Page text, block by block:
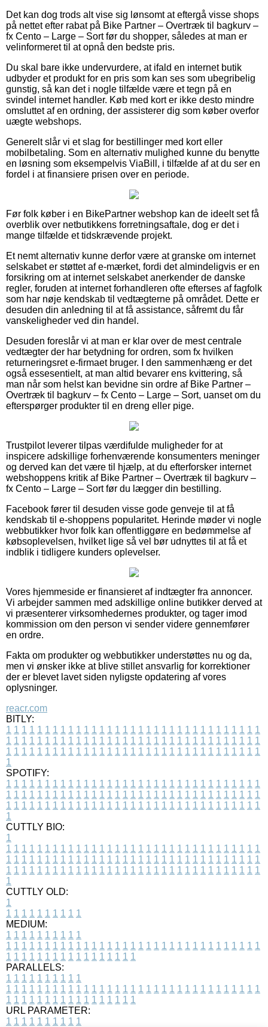
Det kan dog trods alt vise sig lønsomt at eftergå visse shops
på nettet efter rabat på Bike Partner – Overtræk til bagkurv –
fx Cento – Large – Sort før du shopper, således at man er
velinformeret til at opnå den bedste pris.
Du skal bare ikke undervurdere, at ifald en internet butik
udbyder et produkt for en pris som kan ses som ubegribelig
gunstig, så kan det i nogle tilfælde være et tegn på en
svindel internet handler. Køb med kort er ikke desto mindre
omsluttet af en ordning, der assisterer dig som køber overfor
uægte webshops.
Generelt slår vi et slag for bestillinger med kort eller
mobilbetaling. Som en alternativ mulighed kunne du benytte
en løsning som eksempelvis ViaBill, i tilfælde af at du ser en
fordel i at finansiere prisen over en periode.
Før folk køber i en BikePartner webshop kan de ideelt set få
overblik over netbutikkens forretningsaftale, dog er det i
mange tilfælde et tidskrævende projekt.
Et nemt alternativ kunne derfor være at granske om internet
selskabet er støttet af e-mærket, fordi det almindeligvis er en
forsikring om at internet selskabet anerkender de danske
regler, foruden at internet forhandleren ofte efterses af fagfolk
som har nøje kendskab til vedtægterne på området. Dette er
desuden din anledning til at få assistance, såfremt du får
vanskeligheder ved din handel.
Desuden foreslår vi at man er klar over de mest centrale
vedtægter der har betydning for ordren, som fx hvilken
returneringsret e-firmaet bruger. I den sammenhæng er det
også essesentielt, at man altid bevarer ens kvittering, så
man når som helst kan bevidne sin ordre af Bike Partner –
Overtræk til bagkurv – fx Cento – Large – Sort, uanset om du
efterspørger produkter til en dreng eller pige.
Trustpilot leverer tilpas værdifulde muligheder for at
inspicere adskillige forhenværende konsumenters meninger
og derved kan det være til hjælp, at du efterforsker internet
webshoppens kritik af Bike Partner – Overtræk til bagkurv –
fx Cento – Large – Sort før du lægger din bestilling.
Facebook fører til desuden visse gode genveje til at få
kendskab til e-shoppens popularitet. Herinde møder vi nogle
webbutikker hvor folk kan offentliggøre en bedømmelse af
købsoplevelsen, hvilket lige så vel bør udnyttes til at få et
indblik i tidligere kunders oplevelser.
Vores hjemmeside er finansieret af indtægter fra annoncer.
Vi arbejder sammen med adskillige online butikker derved at
vi præsenterer virksomhedernes produkter, og tager imod
kommission om den person vi sender videre gennemfører
en ordre.
Fakta om produkter og webbutikker understøttes nu og da,
men vi ønsker ikke at blive stillet ansvarlig for korrektioner
der er blevet lavet siden nyligste opdatering af vores
oplysninger.
reacr.com
BITLY:
1 1 1 1 1 1 1 1 1 1 1 1 1 1 1 1 1 1 1 1 1 1 1 1 1 1 1 1 1 1 1 1 1
1 1 1 1 1 1 1 1 1 1 1 1 1 1 1 1 1 1 1 1 1 1 1 1 1 1 1 1 1 1 1 1 1
1 1 1 1 1 1 1 1 1 1 1 1 1 1 1 1 1 1 1 1 1 1 1 1 1 1 1 1 1 1 1 1 1
1
SPOTIFY:
1 1 1 1 1 1 1 1 1 1 1 1 1 1 1 1 1 1 1 1 1 1 1 1 1 1 1 1 1 1 1 1 1
1 1 1 1 1 1 1 1 1 1 1 1 1 1 1 1 1 1 1 1 1 1 1 1 1 1 1 1 1 1 1 1 1
1 1 1 1 1 1 1 1 1 1 1 1 1 1 1 1 1 1 1 1 1 1 1 1 1 1 1 1 1 1 1 1 1
1
CUTTLY BIO:
1
1 1 1 1 1 1 1 1 1 1 1 1 1 1 1 1 1 1 1 1 1 1 1 1 1 1 1 1 1 1 1 1 1
1 1 1 1 1 1 1 1 1 1 1 1 1 1 1 1 1 1 1 1 1 1 1 1 1 1 1 1 1 1 1 1 1
1 1 1 1 1 1 1 1 1 1 1 1 1 1 1 1 1 1 1 1 1 1 1 1 1 1 1 1 1 1 1 1 1
1
CUTTLY OLD:
1
1 1 1 1 1 1 1 1 1 1
MEDIUM:
1 1 1 1 1 1 1 1 1 1
1 1 1 1 1 1 1 1 1 1 1 1 1 1 1 1 1 1 1 1 1 1 1 1 1 1 1 1 1 1 1 1 1
1 1 1 1 1 1 1 1 1 1 1 1 1 1 1 1 1
PARALLELS:
1 1 1 1 1 1 1 1 1 1
1 1 1 1 1 1 1 1 1 1 1 1 1 1 1 1 1 1 1 1 1 1 1 1 1 1 1 1 1 1 1 1 1
1 1 1 1 1 1 1 1 1 1 1 1 1 1 1 1 1
URL PARAMETER:
1 1 1 1 1 1 1 1 1 1